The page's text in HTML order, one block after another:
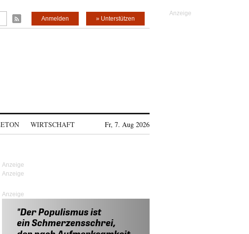
» Unterstützen
Anmelden
WIRTSCHAFT Fr, 7. Aug 2026
Anzeige